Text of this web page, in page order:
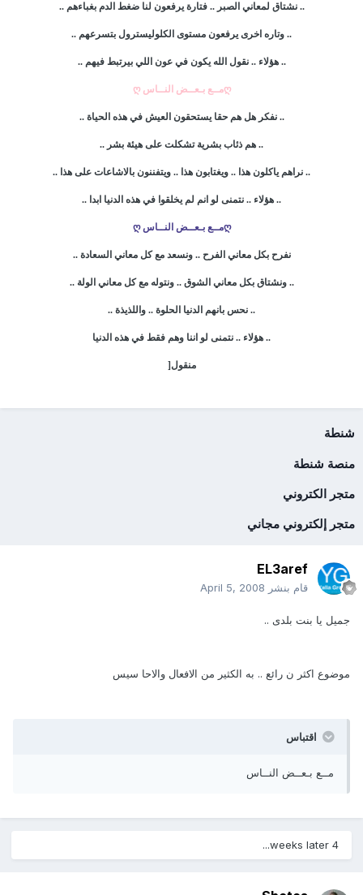
.. نشتاق لمعاني الصبر .. فتارة يرفعون لنا ضغط الدم بغباءهم ..
.. وتاره اخرى يرفعون مستوى الكلوليسترول بتسرعهم ..
.. هؤلاء .. نقول الله يكون في عون اللي بيرتبط فيهم ..
ღمــع بـعــض النــاس ღ
.. نفكر هل هم حقا يستحقون العيش في هذه الحياة ..
.. هم ذئاب بشرية تشكلت على هيئة بشر ..
.. نراهم ياكلون هذا .. ويغتابون هذا .. ويتفننون بالاشاعات على هذا ..
.. هؤلاء .. نتمنى لو انم لم يخلقوا في هذه الدنيا ابدا ..
ღمــع بـعــض النــاس ღ
نفرح بكل معاني الفرح .. ونسعد مع كل معاني السعادة ..
.. ونشتاق بكل معاني الشوق .. ونتوله مع كل معاني الولة ..
.. نحس بانهم الدنيا الحلوة .. واللذيذة ..
.. هؤلاء .. نتمنى لو اننا وهم فقط في هذه الدنيا
منقول[
شنطة
منصة شنطة
متجر الكتروني
متجر إلكتروني مجاني
EL3aref
قام بنشر April 5, 2008
جميل يا بنت بلدى ..
موضوع اكثر ن رائع .. به الكثير من الافعال والاحا سيس
اقتباس
مــع بـعــض النــاس
4 weeks later...